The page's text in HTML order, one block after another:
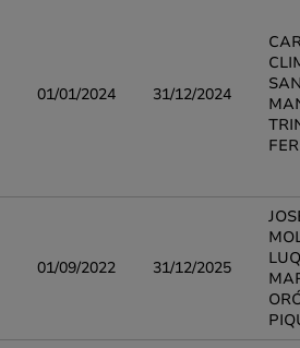
01/01/2024 31/12/2024
01/09/2022 31/12/2025